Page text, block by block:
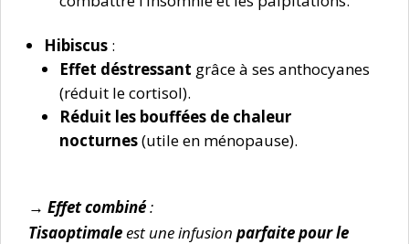
Hibiscus :
Effet déstressant grâce à ses anthocyanes
(réduit le cortisol).
Réduit les bouffées de chaleur
nocturnes(utile en ménopause).
→ Effet combiné:
Tisaoptimaleest une infusion parfaite pour le